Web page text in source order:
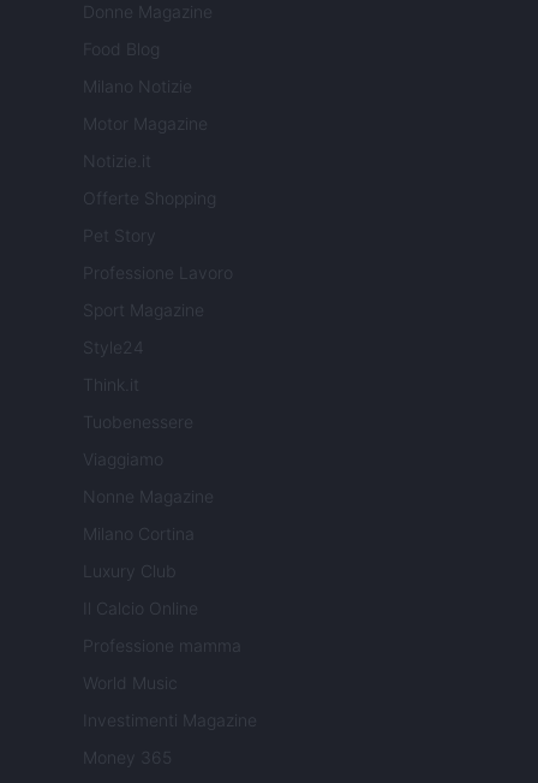
Donne Magazine
Food Blog
Milano Notizie
Motor Magazine
Notizie.it
Offerte Shopping
Pet Story
Professione Lavoro
Sport Magazine
Style24
Think.it
Tuobenessere
Viaggiamo
Nonne Magazine
Milano Cortina
Luxury Club
Il Calcio Online
Professione mamma
World Music
Investimenti Magazine
Money 365